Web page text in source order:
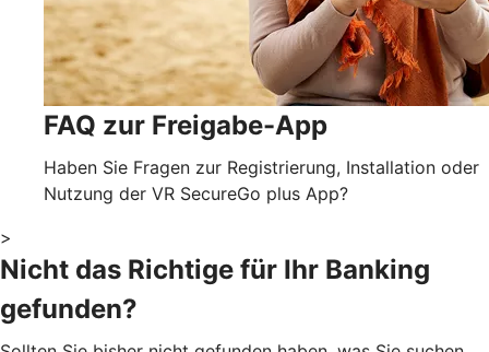
FAQ zur Freigabe-App
Haben Sie Fragen zur Registrierung, Installation oder
Nutzung der VR SecureGo plus App?
>
Nicht das Richtige für Ihr Banking
gefunden?